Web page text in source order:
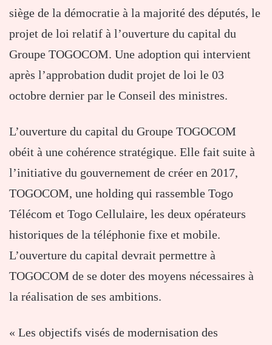
siège de la démocratie à la majorité des députés, le
projet de loi relatif à l’ouverture du capital du
Groupe TOGOCOM. Une adoption qui intervient
après l’approbation dudit projet de loi le 03
octobre dernier par le Conseil des ministres.
L’ouverture du capital du Groupe TOGOCOM
obéit à une cohérence stratégique. Elle fait suite à
l’initiative du gouvernement de créer en 2017,
TOGOCOM, une holding qui rassemble Togo
Télécom et Togo Cellulaire, les deux opérateurs
historiques de la téléphonie fixe et mobile.
L’ouverture du capital devrait permettre à
TOGOCOM de se doter des moyens nécessaires à
la réalisation de ses ambitions.
« Les objectifs visés de modernisation des